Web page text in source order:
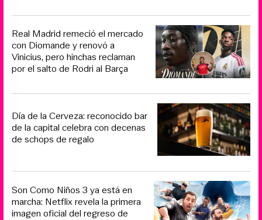
Real Madrid remeció el mercado
con Diomande y renovó a
Vinicius, pero hinchas reclaman
por el salto de Rodri al Barça
Día de la Cerveza: reconocido bar
de la capital celebra con decenas
de schops de regalo
Son Como Niños 3 ya está en
marcha: Netflix revela la primera
imagen oficial del regreso de